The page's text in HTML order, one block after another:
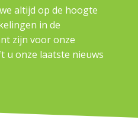
altijd op de hoogte
in de
zijn voor onze
u onze laatste nieuws